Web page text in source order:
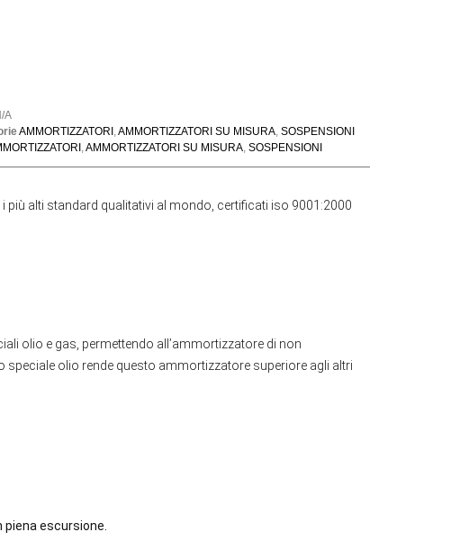
A
AMMORTIZZATORI ,AMMORTIZZATORI SU MISURA,SOSPENSIONI
,AMMORTIZZATORI SU MISURA,SOSPENSIONI
più alti standard qualitativi al mondo, certificati iso 9001:2000
olio e gas, permettendo all’ammortizzatore di non
speciale olio rende questo ammortizzatore superiore agli altri
escursione.